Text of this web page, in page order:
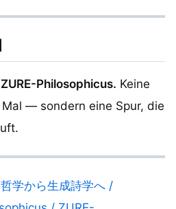
Philosophicus. Keine
— sondern eine Spur, die
学から生成詩学へ /